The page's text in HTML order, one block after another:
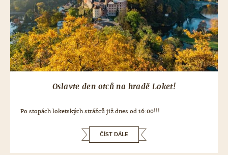
Oslavte den otců na hradě Loket!
Po stopách loketských strážců již dnes od 16:00!!!
ČÍST DÁLE